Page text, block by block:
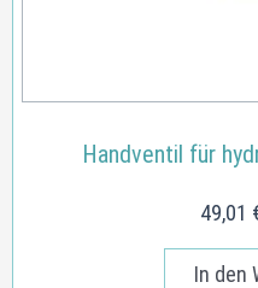
Handventil für
49,01
In den